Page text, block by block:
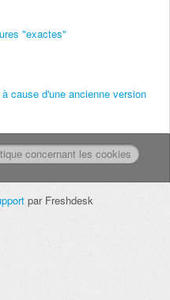
"exactes"
cause d'une ancienne version
concernant les cookies
par Freshdesk